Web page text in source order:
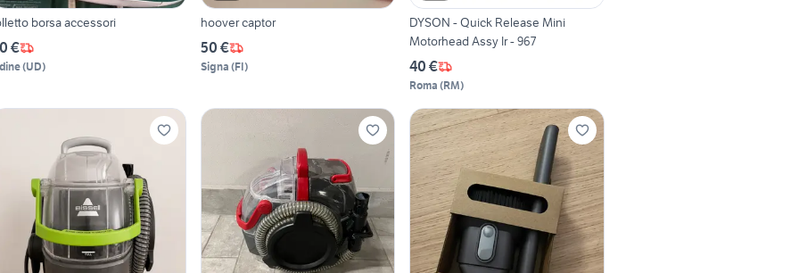
borsa accessori
€
(UD)
hoover captor
50 €
Signa (FI)
DYSON - Quick Release Mini
Motorhead Assy Ir - 967
40 €
Roma (RM)